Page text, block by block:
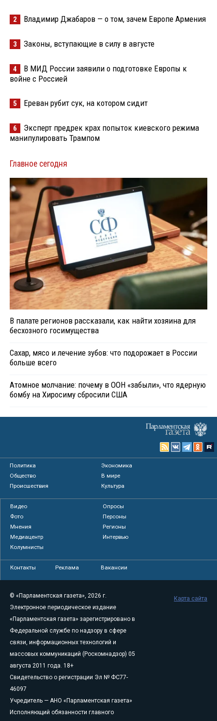
2 Владимир Джабаров — о том, зачем Европе Армения
3 Законы, вступающие в силу в августе
4
В МИД России заявили о подготовке Европы к
войне с Россией
5 Ереван рубит сук, на котором сидит
6
Эксперт предрек крах попыток киевского режима
манипулировать Трампом
Главное сегодня
В палате регионов рассказали, как найти хозяина для
бесхозного госимущества
Сахар, мясо и лечение зубов: что подорожает в России
больше всего
Атомное молчание: почему в ООН «забыли», что ядерную
бомбу на Хиросиму сбросили США
Политика
Экономика
Общество
В мире
Происшествия
Культура
Видео
Опросы
Фото
Персоны
Мнения
Регионы
Медиацентр
Интервью
Колумнисты
Контакты Реклама Вакансии
© «Парламентская газета», 2026 г.
Электронное периодическое издание
«Парламентская газета» зарегистрировано в
Федеральной службе по надзору в сфере
связи, информационных технологий и
массовых коммуникаций (Роскомнадзор) 05
августа 2011 года. 18+
Свидетельство о регистрации Эл № ФС77-
46097
Учредитель — АНО «Парламентская газета»
Исполняющий обязанности главного
Карта сайта